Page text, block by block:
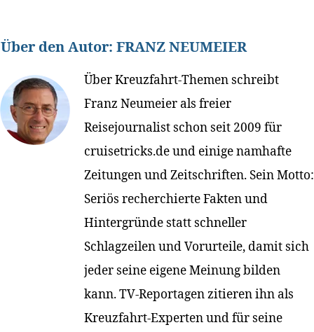
Über den Autor: FRANZ NEUMEIER
Über Kreuzfahrt-Themen schreibt
Franz Neumeier als freier
Reisejournalist schon seit 2009 für
cruisetricks.de und einige namhafte
Zeitungen und Zeitschriften. Sein Motto:
Seriös recherchierte Fakten und
Hintergründe statt schneller
Schlagzeilen und Vorurteile, damit sich
jeder seine eigene Meinung bilden
kann. TV-Reportagen zitieren ihn als
Kreuzfahrt-Experten und für seine